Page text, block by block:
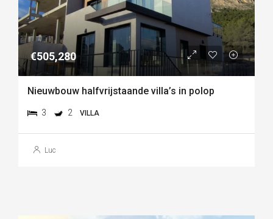
€505,280
Nieuwbouw halfvrijstaande villa’s in polop
3 2 VILLA
Luc